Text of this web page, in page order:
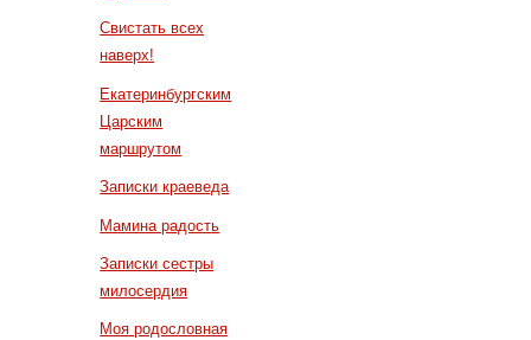
Свистать всех
наверх!
Екатеринбургским
Царским
маршрутом
Записки краеведа
Мамина радость
Записки сестры
милосердия
Моя родословная